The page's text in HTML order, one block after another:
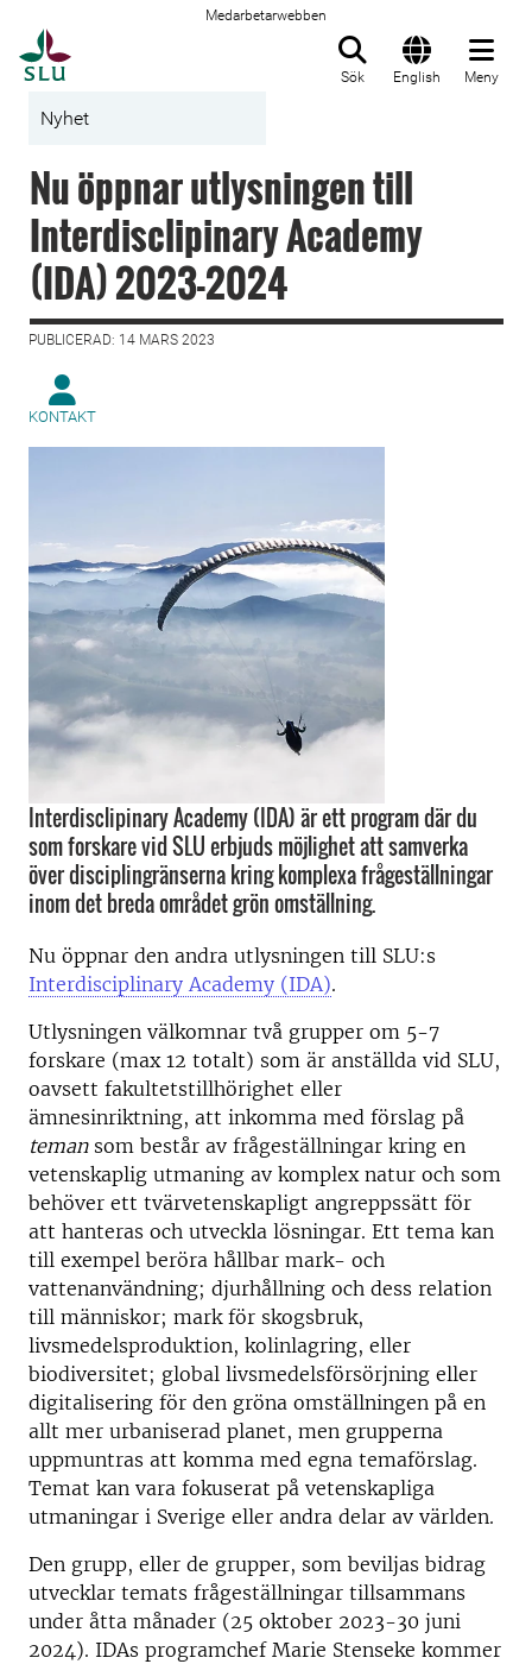
Medarbetarwebben
Sök English Meny
Nyhet
Nu öppnar utlysningen till
Interdisclipinary Academy
(IDA) 2023-2024
PUBLICERAD: 14 MARS 2023
KONTAKT
Interdisclipinary Academy (IDA) är ett program där du
som forskare vid SLU erbjuds möjlighet att samverka
över disciplingränserna kring komplexa frågeställningar
inom det breda området grön omställning.
Nu öppnar den andra utlysningen till SLU:s
Interdisciplinary Academy (IDA).
Utlysningen välkomnar två grupper om 5-7
forskare (max 12 totalt) som är anställda vid SLU,
oavsett fakultetstillhörighet eller
ämnesinriktning, att inkomma med förslag på
teman som består av frågeställningar kring en
vetenskaplig utmaning av komplex natur och som
behöver ett tvärvetenskapligt angreppssätt för
att hanteras och utveckla lösningar. Ett tema kan
till exempel beröra hållbar mark- och
vattenanvändning; djurhållning och dess relation
till människor; mark för skogsbruk,
livsmedelsproduktion, kolinlagring, eller
biodiversitet; global livsmedelsförsörjning eller
digitalisering för den gröna omställningen på en
allt mer urbaniserad planet, men grupperna
uppmuntras att komma med egna temaförslag.
Temat kan vara fokuserat på vetenskapliga
utmaningar i Sverige eller andra delar av världen.
Den grupp, eller de grupper, som beviljas bidrag
utvecklar temats frågeställningar tillsammans
under åtta månader (25 oktober 2023-30 juni
2024). IDAs programchef Marie Stenseke kommer